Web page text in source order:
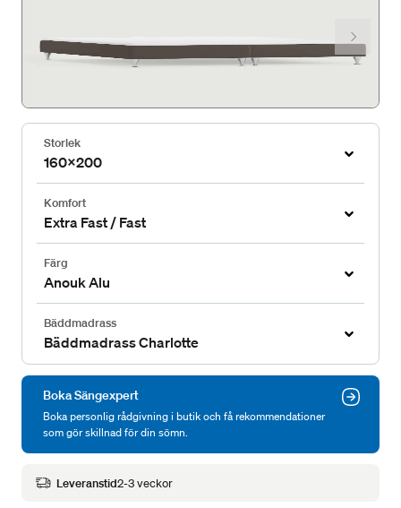
Storlek
160x200
Komfort
Extra Fast / Fast
Färg
Anouk Alu
Bäddmadrass
Bäddmadrass Charlotte
Boka Sängexpert
Boka personlig rådgivning i butik och få rekommendationer
som gör skillnad för din sömn.
Leveranstid2-3 veckor